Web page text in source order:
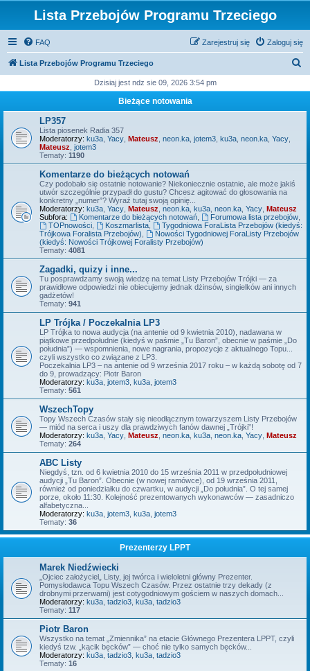
Lista Przebojów Programu Trzeciego
FAQ Zaloguj się
Zarejestruj się
Lista Przebojów Programu Trzeciego
k
Dzisiaj jest ndz sie 09, 2026 3:54 pm
Bieżące notowania
LP357
Lista piosenek Radia 357
Moderatorzy: ku3a Yacy Mateusz neon.ka jotem3 ku3a neon.ka Yacy
Mateusz jotem3
Tematy: 1190
Komentarze do bieżących notowań
Czy podobało się ostatnie notowanie? Niekoniecznie ostatnie, ale może jakiś
utwór szczególnie przypadł do gustu? Chcesz agitować do głosowania na
konkretny „numer”? Wyraź tutaj swoją opinię...
Moderatorzy: ku3a Yacy Mateusz neon.ka ku3a neon.ka Yacy Mateusz
Subfora:
Komentarze do bieżących notowań, Forumowa lista przebojów,
TOPnowości, Koszmarlista,
Tygodniowa ForaLista Przebojów (kiedyś:
Trójkowa Foralista Przebojów)
Nowości Tygodniowej ForaListy Przebojów
(kiedyś: Nowości Trójkowej Foralisty Przebojów)
Tematy: 4081
Zagadki, quizy i inne...
Tu posprawdzamy swoją wiedzę na temat Listy Przebojów Trójki — za
prawidłowe odpowiedzi nie obiecujemy jednak dżinsów, singielków ani innych
gadżetów!
Tematy: 941
LP Trójka / Poczekalnia LP3
LP Trójka to nowa audycja (na antenie od 9 kwietnia 2010), nadawana w
piątkowe przedpołudnie (kiedyś w paśmie „Tu Baron”, obecnie w paśmie „Do
południa”) — wspomnienia, nowe nagrania, propozycje z aktualnego Topu...
czyli wszystko co związane z LP3.
Poczekalnia LP3 – na antenie od 9 września 2017 roku – w każdą sobotę od 7
do 9, prowadzący: Piotr Baron
Moderatorzy: ku3a jotem3 ku3a jotem3
Tematy: 561
WszechTopy
Topy Wszech Czasów stały się nieodłącznym towarzyszem Listy Przebojów
— miód na serca i uszy dla prawdziwych fanów dawnej „Trójki”!
Moderatorzy: ku3a Yacy Mateusz neon.ka ku3a neon.ka Yacy Mateusz
Tematy: 264
ABC Listy
Niegdyś, tzn. od 6 kwietnia 2010 do 15 września 2011 w przedpołudniowej
audycji „Tu Baron”. Obecnie (w nowej ramówce), od 19 września 2011,
również od poniedziałku do czwartku, w audycji „Do południa”. O tej samej
porze, około 11:30. Kolejność prezentowanych wykonawców — zasadniczo
alfabetyczna...
Moderatorzy: ku3a jotem3 ku3a jotem3
Tematy: 36
Prezenterzy LPPT
Marek Niedźwiecki
„Ojciec założyciel„ Listy, jej twórca i wieloletni główny Prezenter.
Pomysłodawca Topu Wszech Czasów. Przez ostatnie trzy dekady (z
drobnymi przerwami) jest cotygodniowym gościem w naszych domach...
Moderatorzy: ku3a tadzio3 ku3a tadzio3
Tematy: 117
Piotr Baron
Wszystko na temat „Zmiennika” na etacie Głównego Prezentera LPPT, czyli
kiedyś tzw. „kącik bęcków” — choć nie tylko samych bęcków...
Moderatorzy: ku3a tadzio3 ku3a tadzio3
Tematy: 16